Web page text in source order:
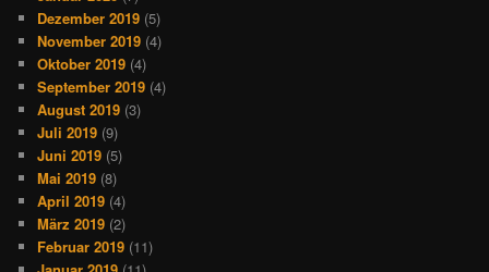
Dezember 2019 (5)
November 2019 (4)
Oktober 2019 (4)
September 2019 (4)
August 2019 (3)
Juli 2019 (9)
Juni 2019 (5)
Mai 2019 (8)
April 2019 (4)
März 2019 (2)
Februar 2019 (11)